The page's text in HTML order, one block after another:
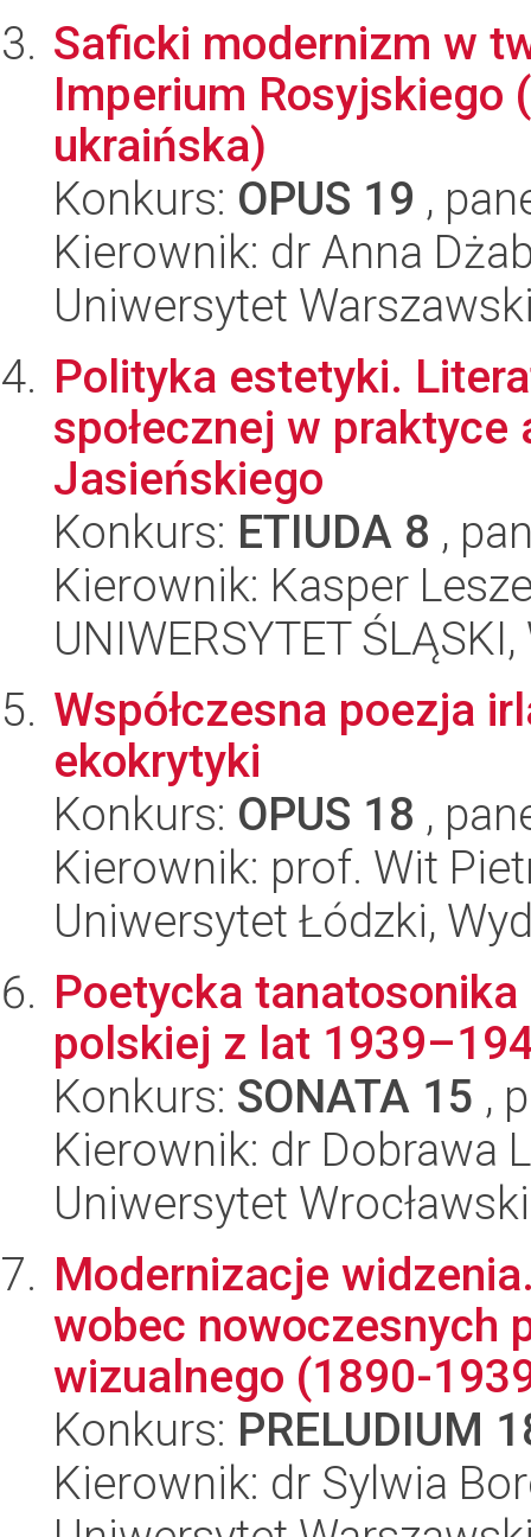
Saficki modernizm w
Imperium Rosyjskiego
ukraińska)
Konkurs: OPUS 19 ,
Kierownik: dr Anna
Uniwersytet
Polityka estetyki.
społecznej w
Jasieńskiego
Konkurs: ETIUDA 8 ,
Kierownik: Kasper
UNIWERSYTET
Współczesna poezja
ekokrytyki
Konkurs: OPUS 18 ,
Kierownik: prof. Wit
Uniwersytet Łódzki,
Poetycka
polskiej z lat
Konkurs: SONATA 15 ,
Kierownik: dr Dobrawa
Uniwersytet
Modernizacje
wobec nowoczesnych
wizualnego (1890-
Konkurs: PRELUDIUM
Kierownik: dr Sylwia